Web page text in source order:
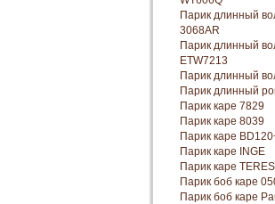
Парик длинный
3068AR
Парик длинный
ETW7213
Парик длинный
Парик длинный
Парик каре 7829
Парик каре 8039
Парик каре
Парик каре INGE
Парик каре
Парик боб каре
Парик боб каре